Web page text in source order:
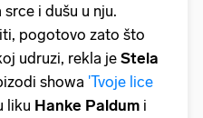
i dušu u nju.
pogotovo zato što
udruzi, rekla je Stela
showa 'Tvoje lice
liku Hanke Paldum i